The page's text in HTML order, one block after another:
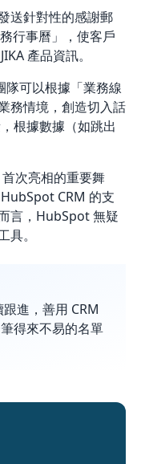
送針對性的感謝郵
行事曆」，使客戶
產品資訊。
隊可以根據「業務線
務情境，創造切入話
根據數據（如跳出
次亮相的重要舞
CRM 的支
言，HubSpot 無疑
。
進，善用 CRM
得來不易的名單